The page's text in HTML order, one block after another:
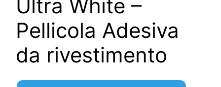
Ultra White –
Pellicola Adesiva
da rivestimento